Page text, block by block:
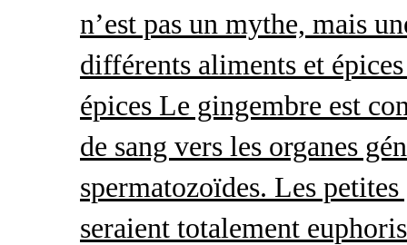
n’est pas un mythe, mais
différents aliments et
épices Le gingembre est
de sang vers les organes
spermatozoïdes. Les
seraient totalement